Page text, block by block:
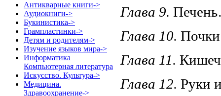
Антикварные книги->
Аудиокниги->
Букинистика->
Грампластинки->
Детям и родителям->
Изучение языков мира->
Информатика
Компьютерная литература
Искусство. Культура->
Медицина.
Здравоохранение->
Глава 9.
Глава 10.
Глава 11.
Глава 12. Руки